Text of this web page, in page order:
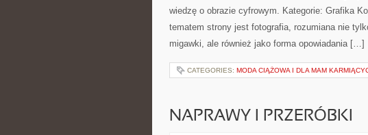
wiedzę o obrazie cyfrowym. Kategorie: Grafika
tematem strony jest fotografia, rozumiana nie
migawki, ale również jako forma opowiadania […]
CATEGORIES: MODA CIĄŻOWA I DLA MAM
NAPRAWY I PRZERÓBKI